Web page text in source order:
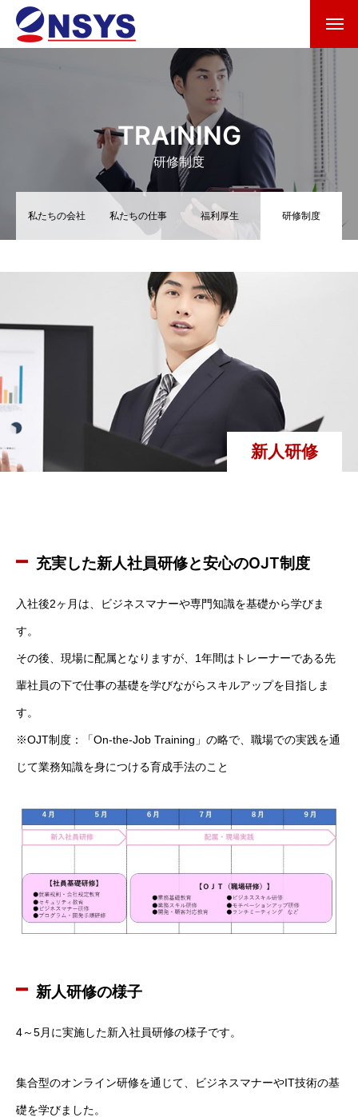
TRAINING
研修制度
私たちの会社 私たちの仕事 福利厚生 研修制度
新人研修
充実した新人社員研修と安心のOJT制度
入社後2ヶ月は、ビジネスマナーや専門知識を基礎から学びま
す。
その後、現場に配属となりますが、1年間はトレーナーである先
輩社員の下で仕事の基礎を学びながらスキルアップを目指しま
す。
※OJT制度：「On-the-Job Training」の略で、職場での実践を通
じて業務知識を身につける育成手法のこと
新人研修の様子
4～5月に実施した新入社員研修の様子です。
集合型のオンライン研修を通じて、ビジネスマナーやIT技術の基
礎を学びました。